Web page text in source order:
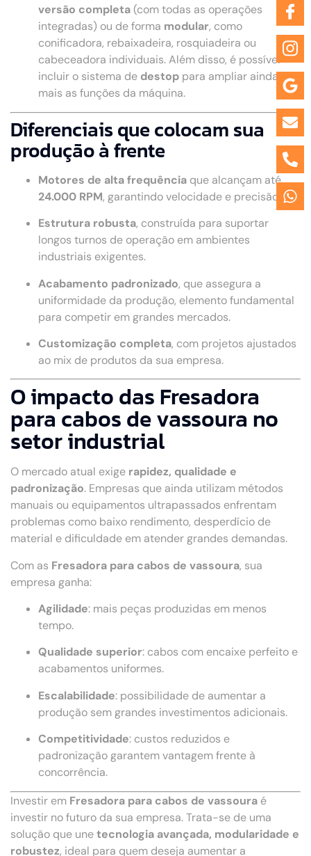
versão completa (com todas as operações
integradas) ou de forma modular, como
conificadora, rebaixadeira, rosquiadeira ou
cabeceadora individuais. Além disso, é possível
incluir o sistema de destop para ampliar ainda
mais as funções da máquina.
Diferenciais que colocam sua
produção à frente
Motores de alta frequência que alcançam até
24.000 RPM, garantindo velocidade e precisão.
Estrutura robusta, construída para suportar
longos turnos de operação em ambientes
industriais exigentes.
Acabamento padronizado, que assegura a
uniformidade da produção, elemento fundamental
para competir em grandes mercados.
Customização completa, com projetos ajustados
ao mix de produtos da sua empresa.
O impacto das Fresadora
para cabos de vassoura no
setor industrial
O mercado atual exige rapidez, qualidade e
padronização. Empresas que ainda utilizam métodos
manuais ou equipamentos ultrapassados enfrentam
problemas como baixo rendimento, desperdício de
material e dificuldade em atender grandes demandas.
Com as Fresadora para cabos de vassoura, sua
empresa ganha:
Agilidade: mais peças produzidas em menos
tempo.
Qualidade superior: cabos com encaixe perfeito e
acabamentos uniformes.
Escalabilidade: possibilidade de aumentar a
produção sem grandes investimentos adicionais.
Competitividade: custos reduzidos e
padronização garantem vantagem frente à
concorrência.
Investir em Fresadora para cabos de vassoura é
investir no futuro da sua empresa. Trata-se de uma
solução que unetecnologia avançada, modularidade e
robustez, ideal para quem deseja aumentar a